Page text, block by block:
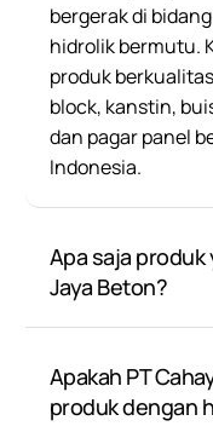
bergerak di
hidrolik bermutu.
produk
block, kanstin,
dan pagar panel
Indonesia.
Apa saja produk
Jaya Beton?
Apakah PT
produk dengan